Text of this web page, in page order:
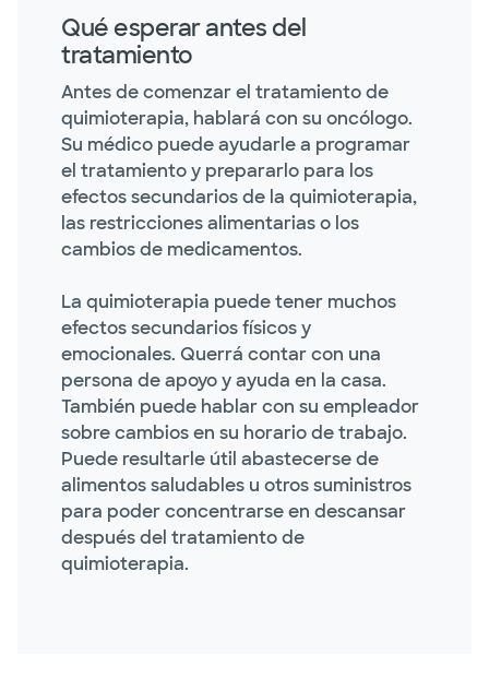
Qué esperar antes del
tratamiento
Antes de comenzar el tratamiento de
quimioterapia, hablará con su oncólogo.
Su médico puede ayudarle a programar
el tratamiento y prepararlo para los
efectos secundarios de la quimioterapia,
las restricciones alimentarias o los
cambios de medicamentos.
La quimioterapia puede tener muchos
efectos secundarios físicos y
emocionales. Querrá contar con una
persona de apoyo y ayuda en la casa.
También puede hablar con su empleador
sobre cambios en su horario de trabajo.
Puede resultarle útil abastecerse de
alimentos saludables u otros suministros
para poder concentrarse en descansar
después del tratamiento de
quimioterapia.